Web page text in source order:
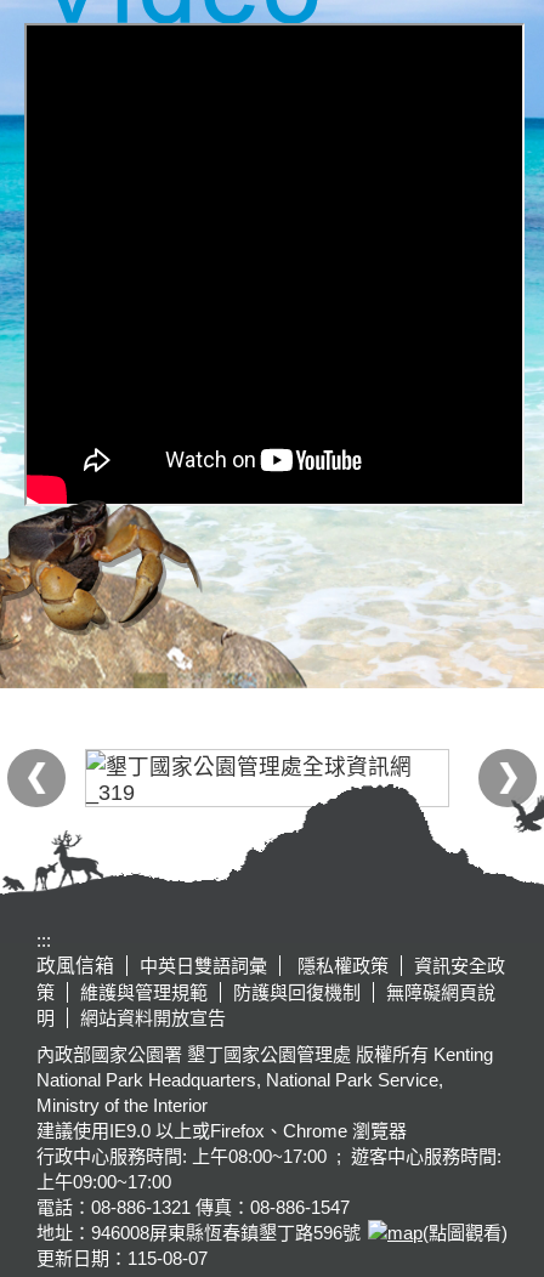
:::
政風信箱
中英日雙語詞彙 隱私權政策
資訊安全政
策
維護與管理規範 防護與回復機制
無障礙網頁說
明
網站資料開放宣告
內政部國家公園署 墾丁國家公園管理處 版權所有 Kenting
National Park Headquarters, National Park Service,
Ministry of the Interior
建議使用IE9.0 以上或Firefox、Chrome 瀏覽器
行政中心服務時間: 上午08:00~17:00 ; 遊客中心服務時間:
上午09:00~17:00
電話：08-886-1321 傳真：08-886-1547
地址：946008屏東縣恆春鎮墾丁路596號
(點圖觀看)
更新日期： 115-08-07